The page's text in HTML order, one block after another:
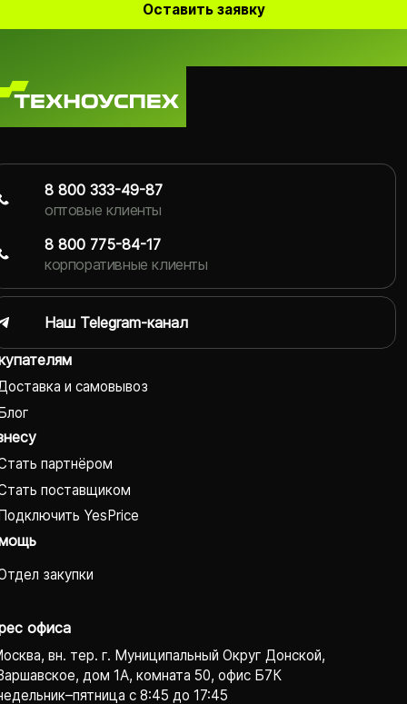
Оставить заявку
и самовывоз
партнёром
поставщиком
YesPrice
закупки
офиса
вн. тер. г. Муниципальный Округ Донской,
дом 1А, комната 50, офис Б7К
с 8:45 до 17:45
8 800 333-49-87
оптовые клиенты
8 800 775-84-17
корпоративные клиенты
Наш Telegram-канал